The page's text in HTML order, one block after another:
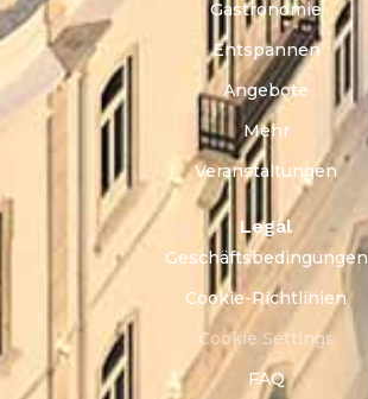
Gastronomie
Entspannen
Angebote
Mehr
Veranstaltungen
Legal
Geschäftsbedingungen
Cookie-Richtlinien
Cookie Settings
FAQ